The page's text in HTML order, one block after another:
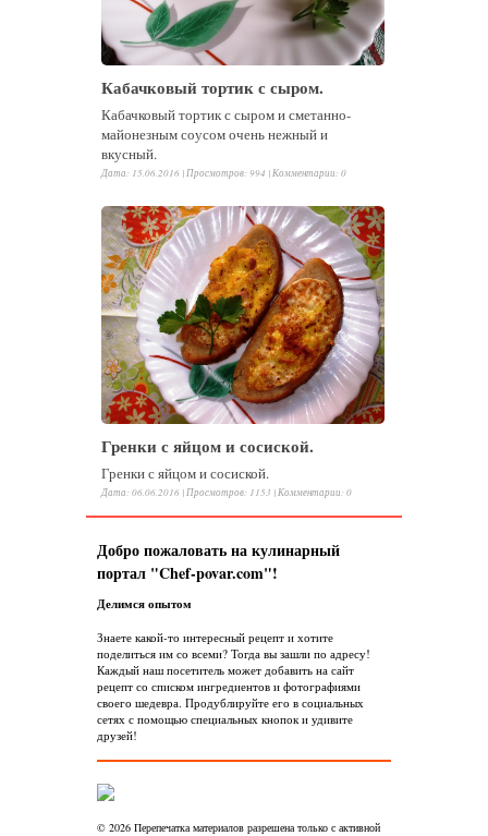
Кабачковый тортик с сыром.
Кабачковый тортик с сыром и сметанно-
майонезным соусом очень нежный и
вкусный.
Дата: 15.06.2016 | Просмотров: 994 | Комментарии: 0
Гренки с яйцом и сосиской.
Гренки с яйцом и сосиской.
Дата: 06.06.2016 | Просмотров: 1153 | Комментарии: 0
Добро пожаловать на кулинарный
портал "Chef-povar.com"!
Делимся опытом
Знаете какой-то интересный рецепт и хотите
поделиться им со всеми? Тогда вы зашли по адресу!
Каждый наш посетитель может добавить на сайт
рецепт со списком ингредиентов и фотографиями
своего шедевра. Продублируйте его в социальных
сетях с помощью специальных кнопок и удивите
друзей!
© 2026 Перепечатка материалов разрешена только с активной